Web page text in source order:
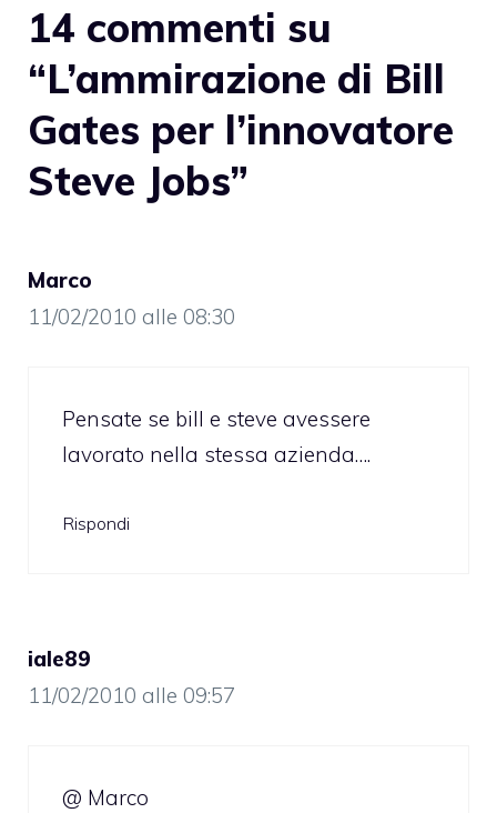
14 commenti su
“L’ammirazione di Bill
Gates per l’innovatore
Steve Jobs”
Marco
11/02/2010 alle 08:30
Pensate se bill e steve avessere
lavorato nella stessa azienda….
Rispondi
iale89
11/02/2010 alle 09:57
@ Marco